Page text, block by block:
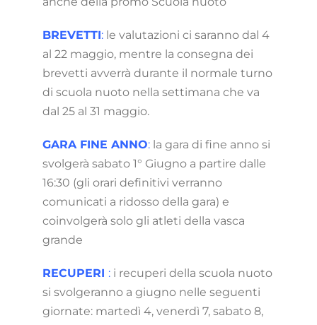
BREVETTI:le valutazioni ci saranno dal 4
al 22 maggio, mentre la consegna dei
brevetti avverrà durante il normale turno
di scuola nuoto nella settimana che va
dal 25 al 31 maggio.
GARA FINE ANNO:la gara di fine anno si
svolgerà sabato 1° Giugno a partire dalle
16:30 (gli orari definitivi verranno
comunicati a ridosso della gara) e
coinvolgerà solo gli atleti della vasca
grande
RECUPERI :i recuperi della scuola nuoto
si svolgeranno a giugno nelle seguenti
giornate: martedì 4, venerdì 7, sabato 8,